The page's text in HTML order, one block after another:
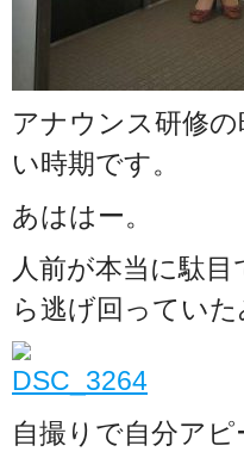
アナウンス研修
い時期です。
あははー。
人前が本当に駄
ら逃げ回ってい
自撮りで自分ア